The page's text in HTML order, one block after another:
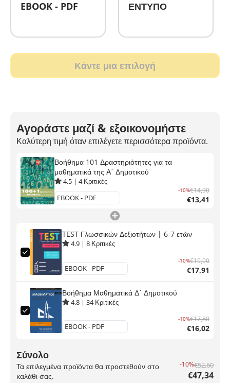
EBOOK - PDF ΕΝΤΥΠΟ
Κάντε μια επιλογή
Αγοράστε μαζί & εξοικονομήστε
Καλύτερη τιμή όταν επιλέγετε περισσότερα προϊόντα.
Βοήθημα 101 Δραστηριότητες για τα
μαθηματικά της Α΄ Δημοτικού
4.5| 4Κριτικές
-10%€14,90
€13,41
TEST Γλωσσικών Δεξιοτήτων | 6-7 ετών
4.9| 8Κριτικές
-10%€19,90
€17,91
Βοήθημα Μαθηματικά Δ΄ Δημοτικού
4.8| 34Κριτικές
-10%€17,80
€16,02
Σύνολο
Τα επιλεγμένα προϊόντα θα προστεθούν στο
καλάθι σας.
-10%€52,60
€47,34